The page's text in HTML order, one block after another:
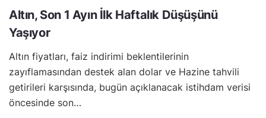
Altın, Son 1 Ayın İlk Haftalık Düşüşünü
Yaşıyor
Altın fiyatları, faiz indirimi beklentilerinin
zayıflamasından destek alan dolar ve Hazine tahvili
getirileri karşısında, bugün açıklanacak istihdam verisi
öncesinde son…